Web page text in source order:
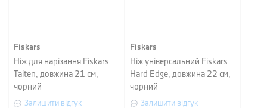
Fiskars
Ніж для нарізання Fiskars
Taiten, довжина 21 см,
чорний
Залишити відгук
Fiskars
Ніж універсальний Fiskars
Hard Edge, довжина 22 см,
чорний
Залишити відгук